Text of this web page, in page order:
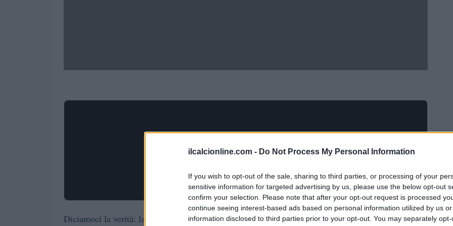
ilcalcionline.com - Do Not Process My Personal Information
If you wish to opt-out of the sale, sharing to third parties, or processing of your
sensitive information for targeted advertising by us, please use the below opt-out
confirm your selection. Please note that after your opt-out request is processed
continue seeing interest-based ads based on personal information utilized by us
information disclosed to third parties prior to your opt-out. You may separately
Diciamoci la verità: la sfida tra Seattle Sounders e PSG nel Mondiale per Club 2025 non è solo un